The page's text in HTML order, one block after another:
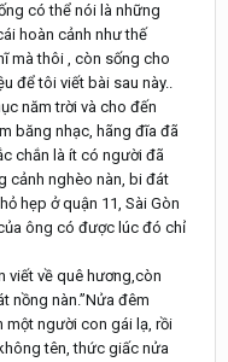
có thể nói là những
hoàn cảnh như thế
mà thôi , còn sống cho
để tôi viết bài sau này..
năm trời và cho đến
băng nhạc, hãng đĩa đã
chắn là ít có người đã
cảnh nghèo nàn, bi đát
hẹp ở quận 11, Sài Gòn
ông có được lúc đó chỉ
viết về quê hương,còn
nồng nàn.”Nửa đêm
một người con gái lạ, rồi
tên, thức giấc nửa